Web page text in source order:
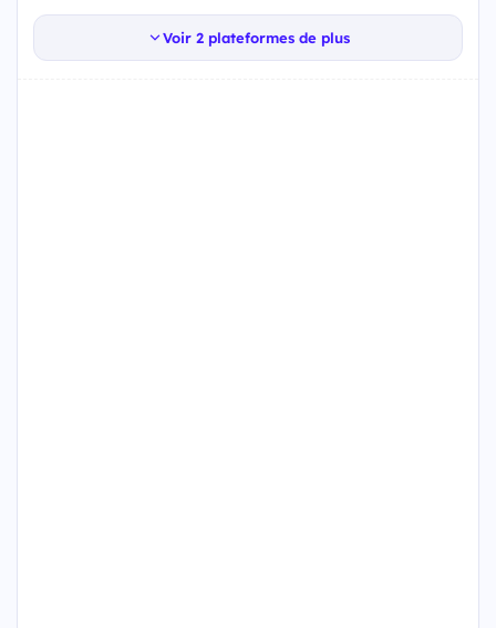
Voir 2 plateformes de plus